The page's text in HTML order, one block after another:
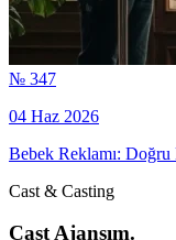
№ 347
04 Haz 2026
Bebek Reklamı: Doğru
Cast & Casting
Cast Ajansım.